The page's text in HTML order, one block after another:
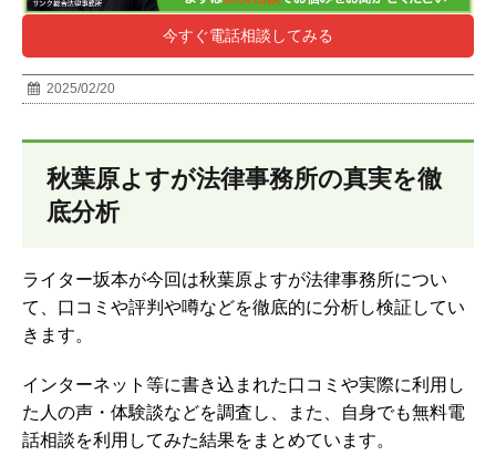
今すぐ電話相談してみる
2025/02/20
秋葉原よすが法律事務所の真実を徹
底分析
ライター坂本が今回は秋葉原よすが法律事務所につい
て、口コミや評判や噂などを徹底的に分析し検証してい
きます。
インターネット等に書き込まれた口コミや実際に利用し
た人の声・体験談などを調査し、
また、自身でも無料電
話相談を利用してみた結果をまとめています。